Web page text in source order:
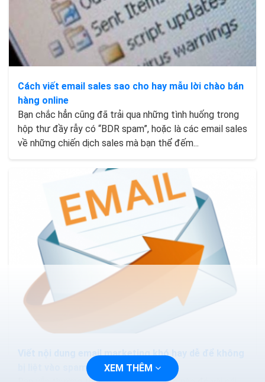
Cách viết email sales sao cho hay mẫu lời chào bán
hàng online
Bạn chắc hẳn cũng đã trải qua những tình huống trong
hộp thư đầy rẫy có “BDR spam”, hoặc là các email sales
về những chiến dịch sales mà bạn thể đếm...
Viết nội dung email marketing khó hay dễ để không
bị liệt vào spam
XEM THÊM